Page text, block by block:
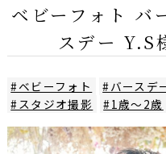
ベビーフォト バ
スデー Y.S
#ベビーフォト
#バースデ
#スタジオ撮影
#1歳～2歳